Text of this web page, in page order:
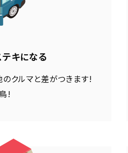
キになる
クルマと差がつきます!
!